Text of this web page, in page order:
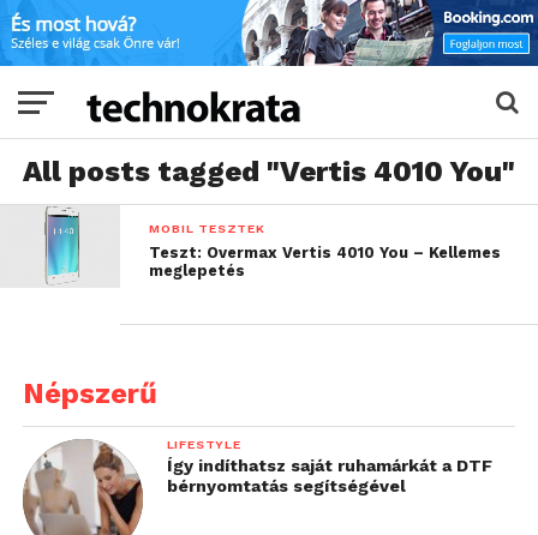
All posts tagged "Vertis 4010 You"
MOBIL TESZTEK
Teszt: Overmax Vertis 4010 You – Kellemes
meglepetés
Népszerű
LIFESTYLE
Így indíthatsz saját ruhamárkát a DTF
bérnyomtatás segítségével